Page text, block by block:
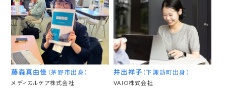
藤森真由佳 （茅野市出身）
メディカルケア株式会社
井出祥子 （下諏訪町出身）
VAIO株式会社